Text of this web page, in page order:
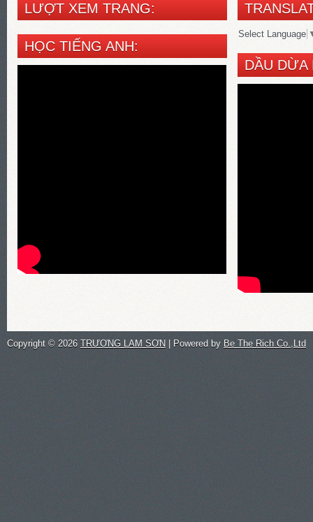
LƯỢT XEM TRANG:
HỌC TIẾNG ANH:
Select Language
DẦU DỪA
Copyright © 2026 TRƯƠNG LAM SƠN | Powered by Be The Rich Co.,Ltd